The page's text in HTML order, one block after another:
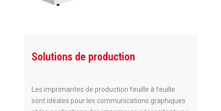
Solutions de production
Les imprimantes de production feuille à feuille
sont idéales pour les communications graphiques